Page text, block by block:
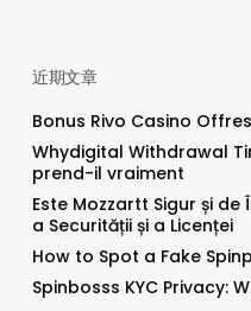
近期文章
Bonus Rivo Casino
Whydigital Withdrawal
prend-il vraiment
Este Mozzartt Sigur și
a Securității și a Licenței
How to Spot a Fake
Spinbosss KYC Privacy: